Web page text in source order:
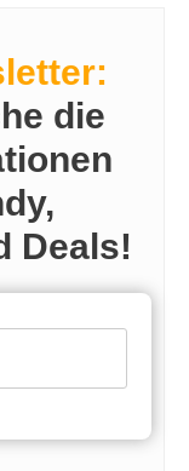
die
Deals!